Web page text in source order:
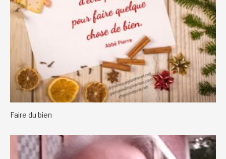
Faire du bien